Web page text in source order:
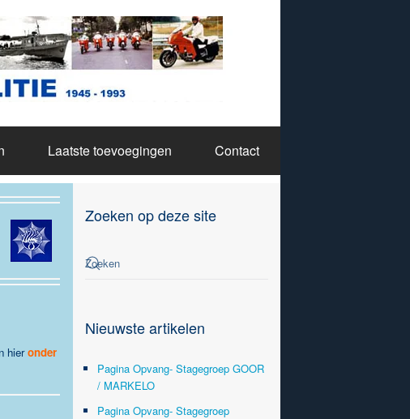
Laatste toevoegingen Contact
hier onder
Zoeken op deze site
Nieuwste artikelen
Pagina Opvang- Stagegroep GOOR
/ MARKELO
Pagina Opvang- Stagegroep